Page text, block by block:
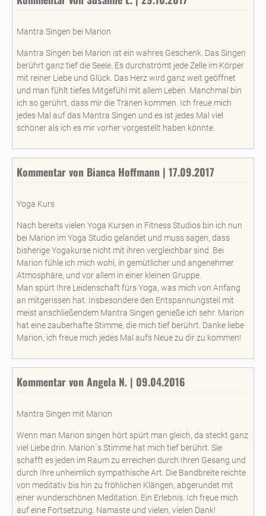
Mantra Singen bei Marion
Mantra Singen bei Marion ist ein wahres Geschenk. Das Singen
berührt ganz tief die Seele. Es durchströmt jede Zelle im Körper
mit reiner Liebe und Glück. Das Herz wird ganz weit geöffnet
und man fühlt tiefes Mitgefühl mit allem Leben. Manchmal bin
ich so gerührt, dass mir die Tränen kommen. Ich freue mich
jedes Mal auf das Mantra Singen und es ist jedes Mal viel
schöner als ich es mir vorher vorgestellt haben könnte.
Kommentar von Bianca Hoffmann | 17.09.2017
Yoga Kurs
Nach bereits vielen Yoga Kursen in Fitness Studios bin ich nun
bei Marion im Yoga Studio gelandet und muss sagen, dass
bisherige Yogakurse nicht mit ihren vergleichbar sind. Bei
Marion fühle ich mich wohl, in gemütlicher und angenehmer
Atmosphäre, und vor allem in einer kleinen Gruppe.
Man spürt Ihre Leidenschaft fürs Yoga, was mich von Anfang
an mitgerissen hat. Insbesondere den Entspannungsteil mit
meist anschließendem Mantra Singen genieße ich sehr. Marion
hat eine zauberhafte Stimme, die mich tief berührt. Danke liebe
Marion, ich freue mich jedes Mal aufs Neue zu dir zu kommen!
Kommentar von Angela N. | 09.04.2016
Mantra Singen mit Marion
Wenn man Marion singen hört spürt man gleich, da steckt ganz
viel Liebe drin. Marion`s Stimme hat mich tief berührt. Sie
schafft es jeden im Raum zu erreichen durch Ihren Gesang und
durch Ihre unheimlich sympathische Art. Die Bandbreite reichte
von meditativ bis hin zu fröhlichen Klängen, abgerundet mit
einer wunderschönen Meditation. Ein Erlebnis. Ich freue mich
auf eine Fortsetzung. Namaste und vielen, vielen Dank!